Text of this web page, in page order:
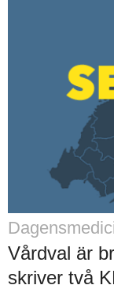
Vårdval är
skriver två